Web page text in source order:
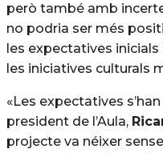
però també amb
no podria ser més
les expectatives inicials
les iniciatives culturals
«Les expectatives
president de l’Aula,
projecte va néixer